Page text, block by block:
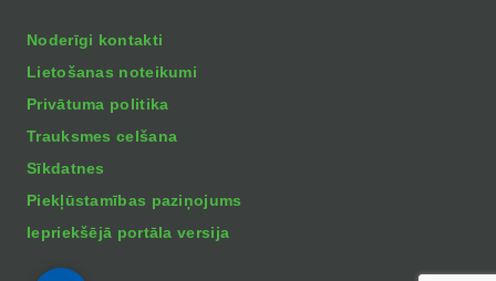
Noderīgi kontakti
Lietošanas noteikumi
Privātuma politika
Trauksmes celšana
Sīkdatnes
Piekļūstamības paziņojums
Iepriekšējā portāla versija